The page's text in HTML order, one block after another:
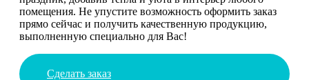
помещения. Не упустите возможность оформить заказ
прямо сейчас и получить качественную продукцию,
выполненную специально для Вас!
Сделать заказ